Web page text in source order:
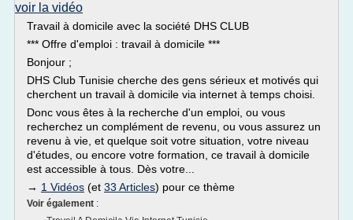
voir la vidéo
Travail à domicile avec la société DHS CLUB
*** Offre d'emploi : travail à domicile ***
Bonjour ;
DHS Club Tunisie cherche des gens sérieux et motivés qui
cherchent un travail à domicile via internet à temps choisi.
Donc vous êtes à la recherche d'un emploi, ou vous
recherchez un complément de revenu, ou vous assurez un
revenu à vie, et quelque soit votre situation, votre niveau
d'études, ou encore votre formation, ce travail à domicile
est accessible à tous. Dès votre...
→ 1 Vidéos (et 33 Articles) pour ce thème
Voir également :